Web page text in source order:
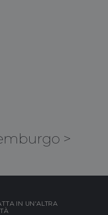
>
IN UN'ALTRA